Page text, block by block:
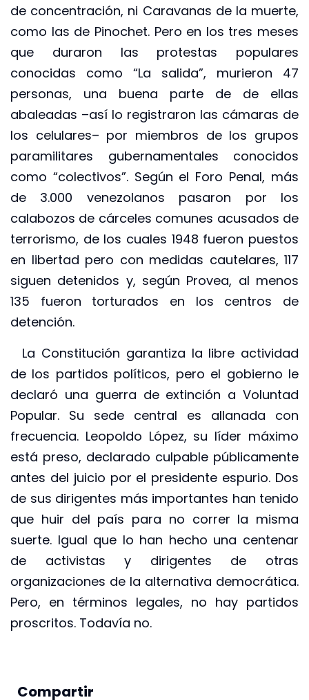
de concentración, ni Caravanas de la muerte,
como las de Pinochet. Pero en los tres meses
que duraron las protestas populares
conocidas como “La salida”, murieron 47
personas, una buena parte de de ellas
abaleadas –así lo registraron las cámaras de
los celulares– por miembros de los grupos
paramilitares gubernamentales conocidos
como “colectivos”. Según el Foro Penal, más
de 3.000 venezolanos pasaron por los
calabozos de cárceles comunes acusados de
terrorismo, de los cuales 1948 fueron puestos
en libertad pero con medidas cautelares, 117
siguen detenidos y, según Provea, al menos
135 fueron torturados en los centros de
detención.
La Constitución garantiza la libre actividad
de los partidos políticos, pero el gobierno le
declaró una guerra de extinción a Voluntad
Popular. Su sede central es allanada con
frecuencia. Leopoldo López, su líder máximo
está preso, declarado culpable públicamente
antes del juicio por el presidente espurio. Dos
de sus dirigentes más importantes han tenido
que huir del país para no correr la misma
suerte. Igual que lo han hecho una centenar
de activistas y dirigentes de otras
organizaciones de la alternativa democrática.
Pero, en términos legales, no hay partidos
proscritos. Todavía no.
Compartir